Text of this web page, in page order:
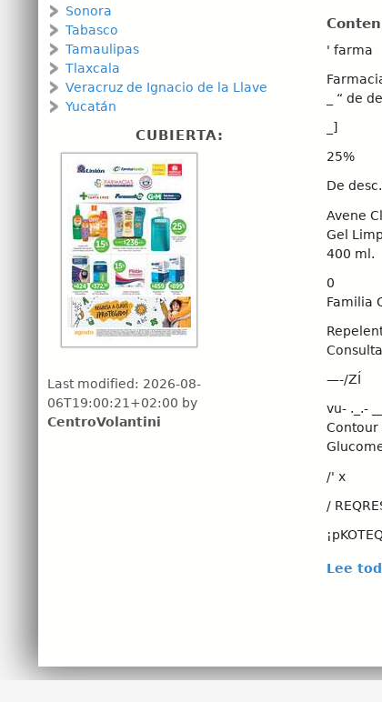
' farma
_ “ de
_]
25%
De
Avene
Gel
400 ml.
0
Familia
—-/ZÍ
vu- ._.-
Contour
/' x
/
X…;
a la
Lee
Sonora
Tabasco
Tamaulipas
Tlaxcala
Veracruz de Ignacio de la Llave
Yucatán
CUBIERTA:
Last modified: 2026-08-
06T19:00:21+02:00 by
CentroVolantini